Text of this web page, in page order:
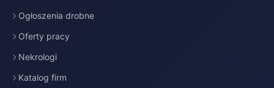
Ogłoszenia drobne
Oferty pracy
Nekrologi
Katalog firm